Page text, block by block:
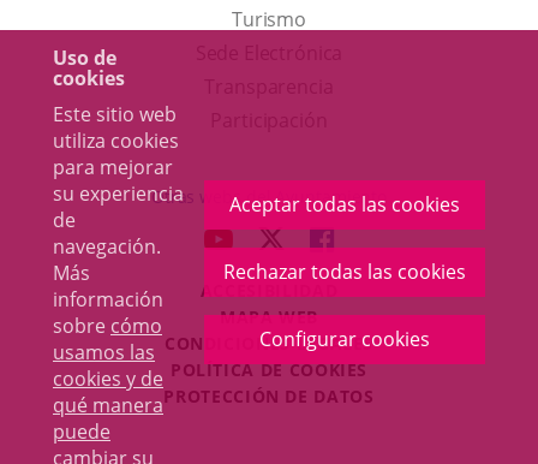
Uso de
cookies
Este sitio web
utiliza cookies
para mejorar
su experiencia
de
navegación.
Más
información
sobre cómo
usamos las
cookies y de
qué manera
puede
cambiar su
Aceptar todas las cookies
Rechazar todas las cookies
Configurar cookies
TurismoEste
una
ventana
nueva.
externa.
Otras webs del Ayuntamiento
ENLACE
A
UNA
APLICACIÓN
EXTERNA.
ENLACE
A
UNA
APLICACIÓN
EXTERNA.
ENLACE
A
UNA
APLICACIÓN
EXTERNA.
ACCESIBILIDAD
MAPA WEB
CONDICIONES LEGALES
POLÍTICA DE COOKIES
PROTECCIÓN DE DATOS